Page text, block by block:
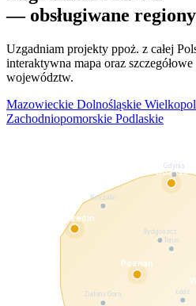
— obsługiwane regiony
Uzgadniam projekty ppoż. z całej
interaktywna mapa oraz
województw.
Mazowieckie Dolnośląskie
Zachodniopomorskie Podlaskie
Poznań
Gdańsk
Szczecin
Łódź
Bydgoszcz
Toruń
Zielona Góra
Gdynia
Koszalin